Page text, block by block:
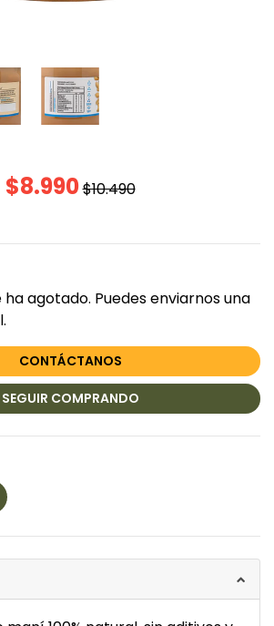
$8.990$10.490
agotado. Puedes enviarnos una
CONTÁCTANOS
SEGUIR COMPRANDO